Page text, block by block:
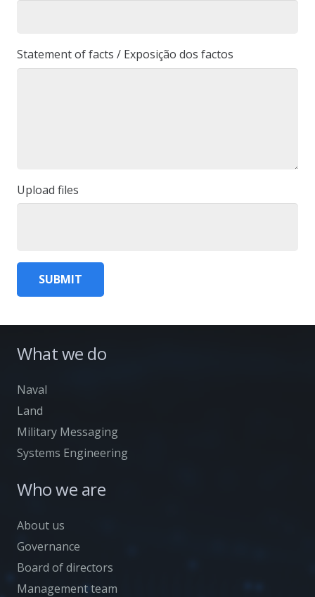
Statement of facts / Exposição dos factos
Upload files
What we do
Naval
Land
Military Messaging
Systems Engineering
Who we are
About us
Governance
Board of directors
Management team